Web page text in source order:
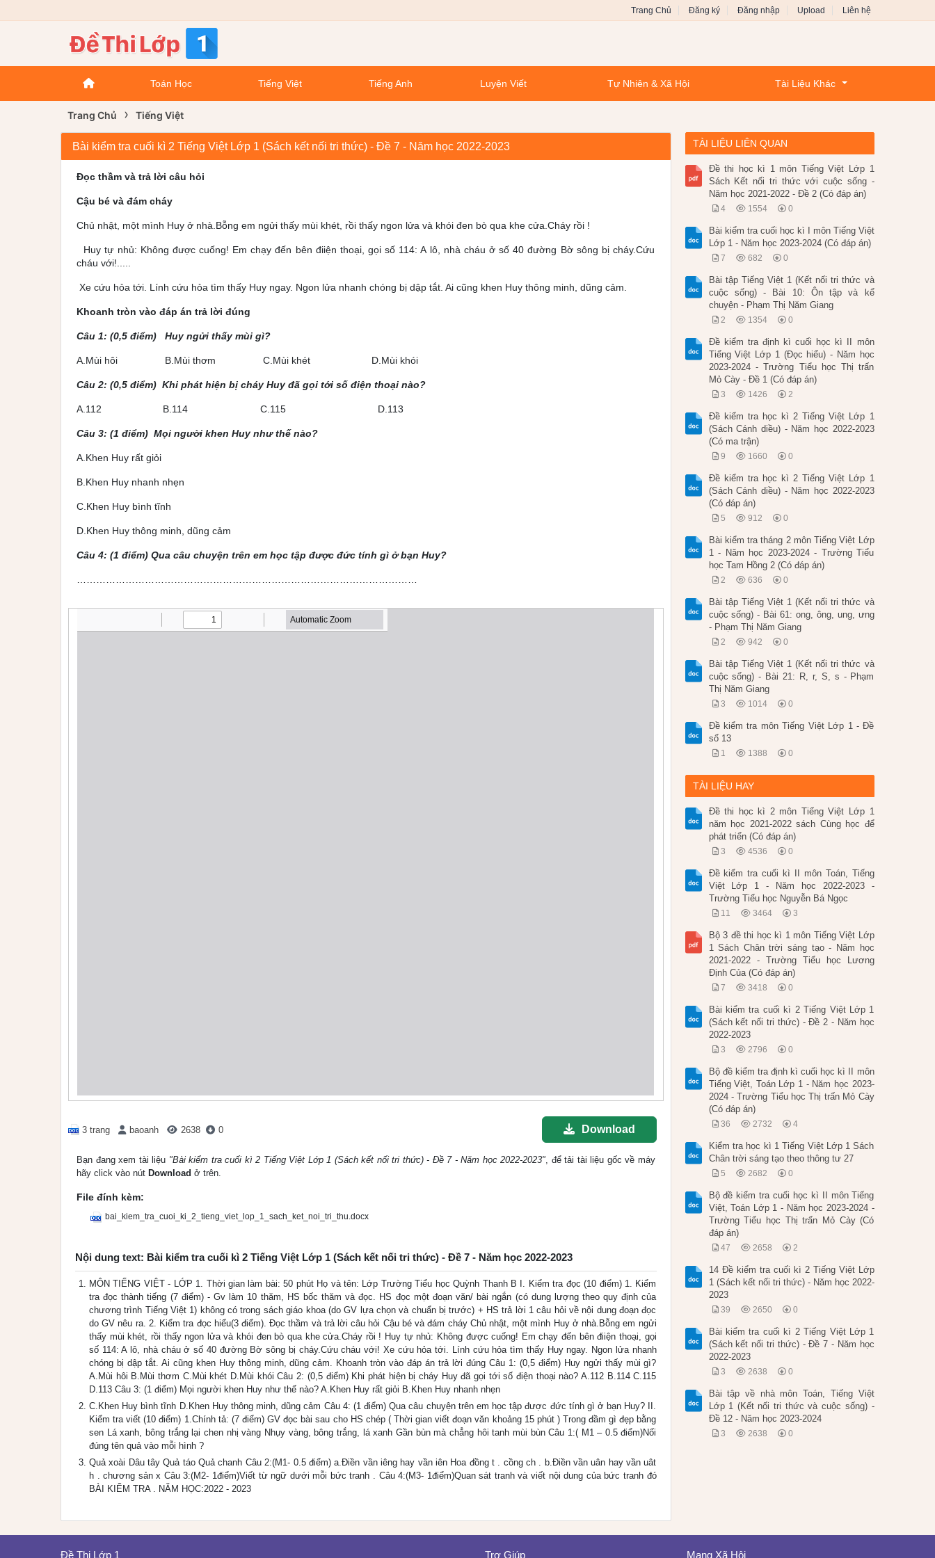
Trang Chủ Đăng ký Đăng nhập Upload Liên hệ
Toán Học Tiếng Việt Tiếng Anh Luyện Viết Tự Nhiên & Xã Hội Tài Liệu Khác
Trang Chủ › Tiếng Việt
Bài kiểm tra cuối kì 2 Tiếng Việt Lớp 1 (Sách kết nối tri thức) - Đề 7 - Năm học 2022-2023
Đọc thầm và trả lời câu hỏi
Cậu bé và đám cháy
Chủ nhật, một mình Huy ở nhà.Bỗng em ngửi thấy mùi khét, rồi thấy ngon lửa và khói đen bò qua khe cửa.Cháy rồi !
Huy tự nhủ: Không được cuống! Em chạy đến bên điiện thoại, gọi số 114: A lô, nhà cháu ở số 40 đường Bờ sông bị cháy.Cứu
cháu với!.....
Xe cứu hỏa tới. Lính cứu hỏa tìm thấy Huy ngay. Ngon lửa nhanh chóng bị dập tắt. Ai cũng khen Huy thông minh, dũng cảm.
Khoanh tròn vào đáp án trả lời đúng
Câu 1: (0,5 điểm) Huy ngửi thấy mùi gì?
A.Mùi hôi B.Mùi thơm C.Mùi khét D.Mùi khói
Câu 2: (0,5 điểm) Khi phát hiện bị cháy Huy đã gọi tới số điện thoại nào?
A.112 B.114 C.115 D.113
Câu 3: (1 điểm) Mọi người khen Huy như thế nào?
A.Khen Huy rất giỏi
B.Khen Huy nhanh nhẹn
C.Khen Huy bình tĩnh
D.Khen Huy thông minh, dũng cảm
Câu 4: (1 điểm) Qua câu chuyện trên em học tập được đức tính gì ở bạn Huy?
……………………………………………………………………………………………
3 trang baoanh 2638 0 Download
Bạn đang xem tài liệu "Bài kiểm tra cuối kì 2 Tiếng Việt Lớp 1 (Sách kết nối tri thức) - Đề 7 - Năm học 2022-2023", để tải tài liệu gốc về máy
hãy click vào nút Download ở trên.
File đính kèm:
bai_kiem_tra_cuoi_ki_2_tieng_viet_lop_1_sach_ket_noi_tri_thu.docx
Nội dung text: Bài kiểm tra cuối kì 2 Tiếng Việt Lớp 1 (Sách kết nối tri thức) - Đề 7 - Năm học 2022-2023
MÔN TIẾNG VIỆT - LỚP 1. Thời gian làm bài: 50 phút Họ và tên: Lớp Trường Tiểu học Quỳnh Thanh B I. Kiểm tra đọc (10 điểm) 1. Kiểm
tra đọc thành tiếng (7 điểm) - Gv làm 10 thăm, HS bốc thăm và đọc. HS đọc một đoạn văn/ bài ngắn (có dung lượng theo quy định của
chương trình Tiếng Việt 1) không có trong sách giáo khoa (do GV lựa chọn và chuẩn bị trước) + HS trả lời 1 câu hỏi về nội dung đoạn đọc
do GV nêu ra. 2. Kiểm tra đọc hiểu(3 điểm). Đọc thầm và trả lời câu hỏi Cậu bé và đám cháy Chủ nhật, một mình Huy ở nhà.Bỗng em ngửi
thấy mùi khét, rồi thấy ngon lửa và khói đen bò qua khe cửa.Cháy rồi ! Huy tự nhủ: Không được cuống! Em chạy đến bên điiện thoại, gọi
số 114: A lô, nhà cháu ở số 40 đường Bờ sông bị cháy.Cứu cháu với! Xe cứu hỏa tới. Lính cứu hỏa tìm thấy Huy ngay. Ngon lửa nhanh
chóng bị dập tắt. Ai cũng khen Huy thông minh, dũng cảm. Khoanh tròn vào đáp án trả lời đúng Câu 1: (0,5 điểm) Huy ngửi thấy mùi gì?
A.Mùi hôi B.Mùi thơm C.Mùi khét D.Mùi khói Câu 2: (0,5 điểm) Khi phát hiện bị cháy Huy đã gọi tới số điện thoại nào? A.112 B.114 C.115
D.113 Câu 3: (1 điểm) Mọi người khen Huy như thế nào? A.Khen Huy rất giỏi B.Khen Huy nhanh nhẹn
C.Khen Huy bình tĩnh D.Khen Huy thông minh, dũng cảm Câu 4: (1 điểm) Qua câu chuyện trên em học tập được đức tính gì ở bạn Huy? II.
Kiểm tra viết (10 điểm) 1.Chính tả: (7 điểm) GV đọc bài sau cho HS chép ( Thời gian viết đoạn văn khoảng 15 phút ) Trong đầm gì đẹp bằng
sen Lá xanh, bông trắng lại chen nhị vàng Nhụy vàng, bông trắng, lá xanh Gần bùn mà chẳng hôi tanh mùi bùn Câu 1:( M1 – 0.5 điểm)Nối
đúng tên quả vào mỗi hình ?
Quả xoài Dâu tây Quả táo Quả chanh Câu 2:(M1- 0.5 điểm) a.Điền vần iêng hay vần iên Hoa đồng t . cồng ch . b.Điền vần uân hay vần uât
h . chương sản x Câu 3:(M2- 1điểm)Viết từ ngữ dưới mỗi bức tranh . Câu 4:(M3- 1điểm)Quan sát tranh và viết nội dung của bức tranh đó
BÀI KIỂM TRA . NĂM HỌC:2022 - 2023
TÀI LIỆU LIÊN QUAN
Đề thi học kì 1 môn Tiếng Việt Lớp 1
Sách Kết nối tri thức với cuộc sống -
Năm học 2021-2022 - Đề 2 (Có đáp án)
4 1554 0
Bài kiểm tra cuối học kì I môn Tiếng Việt
Lớp 1 - Năm học 2023-2024 (Có đáp án)
7 682 0
Bài tập Tiếng Việt 1 (Kết nối tri thức và
cuộc sống) - Bài 10: Ôn tập và kể
chuyện - Phạm Thị Năm Giang
2 1354 0
Đề kiểm tra định kì cuối học kì II môn
Tiếng Việt Lớp 1 (Đọc hiểu) - Năm học
2023-2024 - Trường Tiểu học Thị trấn
Mỏ Cày - Đề 1 (Có đáp án)
3 1426 2
Đề kiểm tra học kì 2 Tiếng Việt Lớp 1
(Sách Cánh diều) - Năm học 2022-2023
(Có ma trận)
9 1660 0
Đề kiểm tra học kì 2 Tiếng Việt Lớp 1
(Sách Cánh diều) - Năm học 2022-2023
(Có đáp án)
5 912 0
Bài kiểm tra tháng 2 môn Tiếng Việt Lớp
1 - Năm học 2023-2024 - Trường Tiểu
học Tam Hồng 2 (Có đáp án)
2 636 0
Bài tập Tiếng Việt 1 (Kết nối tri thức và
cuộc sống) - Bài 61: ong, ông, ung, ưng
- Phạm Thị Năm Giang
2 942 0
Bài tập Tiếng Việt 1 (Kết nối tri thức và
cuộc sống) - Bài 21: R, r, S, s - Phạm
Thị Năm Giang
3 1014 0
Đề kiểm tra môn Tiếng Việt Lớp 1 - Đề
số 13
1 1388 0
TÀI LIỆU HAY
Đề thi học kì 2 môn Tiếng Việt Lớp 1
năm học 2021-2022 sách Cùng học để
phát triển (Có đáp án)
3 4536 0
Đề kiểm tra cuối kì II môn Toán, Tiếng
Việt Lớp 1 - Năm học 2022-2023 -
Trường Tiểu học Nguyễn Bá Ngọc
11 3464 3
Bộ 3 đề thi học kì 1 môn Tiếng Việt Lớp
1 Sách Chân trời sáng tạo - Năm học
2021-2022 - Trường Tiểu học Lương
Định Của (Có đáp án)
7 3418 0
Bài kiểm tra cuối kì 2 Tiếng Việt Lớp 1
(Sách kết nối tri thức) - Đề 2 - Năm học
2022-2023
3 2796 0
Bộ đề kiểm tra định kì cuối học kì II môn
Tiếng Việt, Toán Lớp 1 - Năm học 2023-
2024 - Trường Tiểu học Thị trấn Mỏ Cày
(Có đáp án)
36 2732 4
Kiểm tra học kì 1 Tiếng Việt Lớp 1 Sách
Chân trời sáng tạo theo thông tư 27
5 2682 0
Bộ đề kiểm tra cuối học kì II môn Tiếng
Việt, Toán Lớp 1 - Năm học 2023-2024 -
Trường Tiểu học Thị trấn Mỏ Cày (Có
đáp án)
47 2658 2
14 Đề kiểm tra cuối kì 2 Tiếng Việt Lớp
1 (Sách kết nối tri thức) - Năm học 2022-
2023
39 2650 0
Bài kiểm tra cuối kì 2 Tiếng Việt Lớp 1
(Sách kết nối tri thức) - Đề 7 - Năm học
2022-2023
3 2638 0
Bài tập về nhà môn Toán, Tiếng Việt
Lớp 1 (Kết nối tri thức và cuộc sống) -
Đề 12 - Năm học 2023-2024
3 2638 0
Đề Thi Lớp 1 Trợ Giúp Mạng Xã Hội